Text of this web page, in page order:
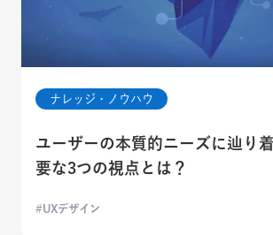
ナレッジ・ノウハウ
ユーザーの本質的ニーズに辿り
要な3つの視点とは？
UXデザイン